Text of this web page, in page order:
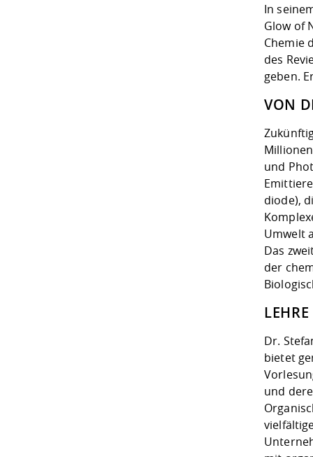
In
Glow of
Chemie
des
geben.
VON
und
diode),
Umwelt
Das
der
Dr.
bietet
und